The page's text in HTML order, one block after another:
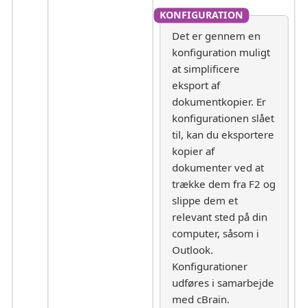
Det er gennem en
konfiguration muligt
at simplificere
eksport af
dokumentkopier. Er
konfigurationen slået
til, kan du eksportere
kopier af
dokumenter ved at
trække dem fra F2 og
slippe dem et
relevant sted på din
computer, såsom i
Outlook.
Konfigurationer
udføres i samarbejde
med cBrain.